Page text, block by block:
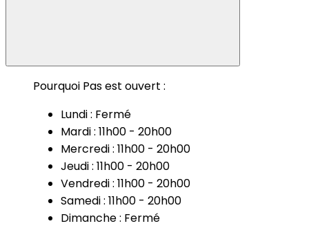
Pourquoi Pas est ouvert :
Lundi : Fermé
Mardi : 11h00 - 20h00
Mercredi : 11h00 - 20h00
Jeudi : 11h00 - 20h00
Vendredi : 11h00 - 20h00
Samedi : 11h00 - 20h00
Dimanche : Fermé